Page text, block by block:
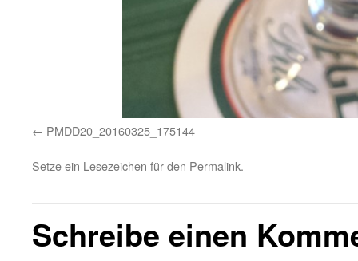
PMDD20_20160325_175144
Setze ein Lesezeichen für den Permalink.
Schreibe einen